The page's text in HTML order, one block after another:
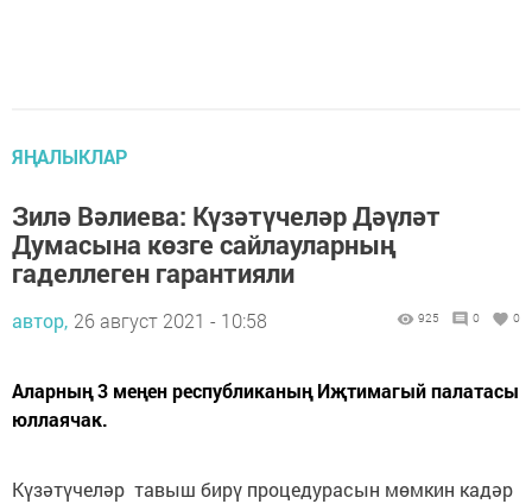
ЯҢАЛЫКЛАР
Зилә Вәлиева: Күзәтүчеләр Дәүләт
Думасына көзге сайлауларның
гаделлеген гарантияли
автор, 26 август 2021 - 10:58 925 0 0
Аларның 3 меңен республиканың Иҗтимагый палатасы
юллаячак.
Күзәтүчеләр тавыш бирү процедурасын мөмкин кадәр